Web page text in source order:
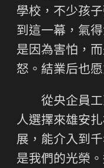
學校，不少孩
到這一幕，氣得
是因為害怕，
怒。結業后也
從央企員
人選擇來雄安
展，能介入到
是我們的光榮